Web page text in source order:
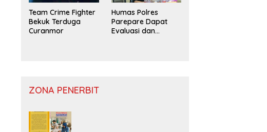
Team Crime Fighter
Bekuk Terduga
Curanmor
Humas Polres
Parepare Dapat
Evaluasi dan
ZONA PENERBIT